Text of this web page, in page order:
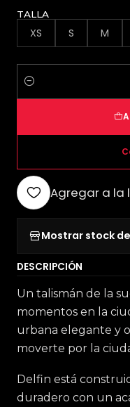
TALLA
XS S M
Cantidad
Agregar a la
Mostrar stock
DESCRIPCIÓN
Un talismán de la
momentos en la
urbana elegante y
moverte por la
Delfin está
duradero con un